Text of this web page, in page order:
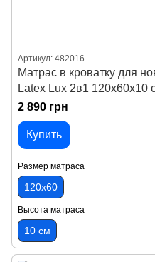
Артикул: 482016
Матрас в кроватку для
Latex Lux 2в1 120х60х10
2 890 грн
Купить
Размер матраса
120х60
Высота матраса
10 см